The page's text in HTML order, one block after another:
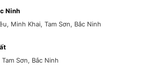
Ninh
Minh Khai, Tam Sơn, Bắc Ninh
Sơn, Bắc Ninh